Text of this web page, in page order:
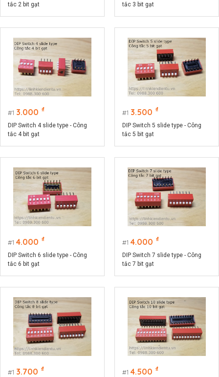
tắc 2 bit gạt
tắc 3 bit gạt
1 3.000 ₫
DIP Switch 4 slide type - Công
tắc 4 bit gạt
1 3.500 ₫
DIP Switch 5 slide type - Công
tắc 5 bit gạt
1 4.000 ₫
DIP Switch 6 slide type - Công
tắc 6 bit gạt
1 4.000 ₫
DIP Switch 7 slide type - Công
tắc 7 bit gạt
1 3.700 ₫ 1 4.500 ₫